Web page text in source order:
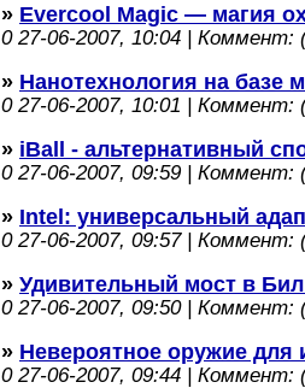
» Evercool Magic — магия
027-06-2007, 10:04 | Коммент:
» Нанотехнология на базе
027-06-2007, 10:01 | Коммент:
» iBall - альтернативный
027-06-2007, 09:59 | Коммент:
» Intel: универсальный
027-06-2007, 09:57 | Коммент:
» Удивительный мост в
027-06-2007, 09:50 | Коммент:
» Невероятное оружие для
027-06-2007, 09:44 | Коммент: